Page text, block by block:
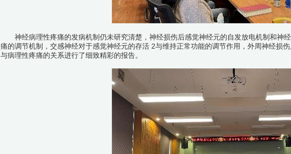
神经病理性疼痛的发病机制仍未研究清楚，神经损伤后感觉神经元的自发放电机制和神
痛的调节机制，交感神经对于感觉神经元的存活 2与维持正常功能的调节作用，外周神经损
与病理性疼痛的关系进行了细致精彩的报告。